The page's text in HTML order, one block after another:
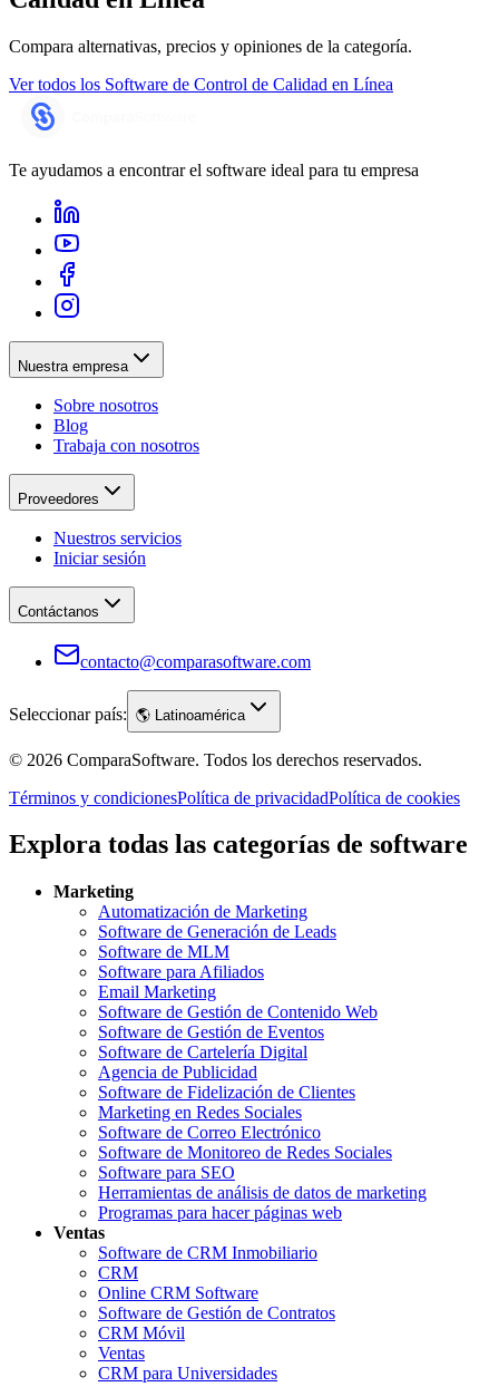
Compara alternativas, precios y opiniones de la categoría.
Ver todos los Software de Control de Calidad en Línea
Te ayudamos a encontrar el software ideal para tu empresa
Nuestra empresa
Sobre nosotros
Blog
Trabaja con nosotros
Proveedores
Nuestros servicios
Iniciar sesión
Contáctanos
contacto@comparasoftware.com
Seleccionar país: 🌎 Latinoamérica
© 2026 ComparaSoftware. Todos los derechos reservados.
Términos y condicionesPolítica de privacidadPolítica de cookies
Explora todas las categorías de software
Marketing
Automatización de Marketing
Software de Generación de Leads
Software de MLM
Software para Afiliados
Email Marketing
Software de Gestión de Contenido Web
Software de Gestión de Eventos
Software de Cartelería Digital
Agencia de Publicidad
Software de Fidelización de Clientes
Marketing en Redes Sociales
Software de Correo Electrónico
Software de Monitoreo de Redes Sociales
Software para SEO
Herramientas de análisis de datos de marketing
Programas para hacer páginas web
Ventas
Software de CRM Inmobiliario
CRM
Online CRM Software
Software de Gestión de Contratos
CRM Móvil
Ventas
CRM para Universidades